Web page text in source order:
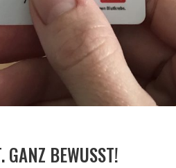
BEWUSST!